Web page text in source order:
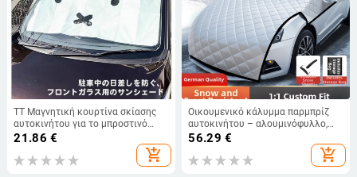
TT Μαγνητική κουρτίνα σκίασης
αυτοκινήτου για το μπροστινό
παρμπρίζ – Θερμομονωτική
βεντούζα, Γενικά μοντέλα
21.86 €
add_shopping_cart
Οικουμενικό κάλυμμα παρμπρίζ
αυτοκινήτου – αλουμινόφυλλο,
παχύ, εγκατάσταση με κλικ, μοτίβο
56.29 €
add_shopping_cart